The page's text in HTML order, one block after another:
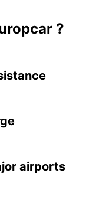
?
airports